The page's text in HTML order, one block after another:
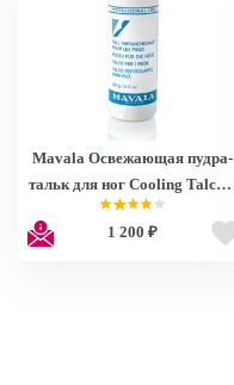
Mavala Освежающая пудра-
тальк для ног Cooling Talcum
Powder for Feet 150g 77150
(проф) 9077150
1 200 ₽